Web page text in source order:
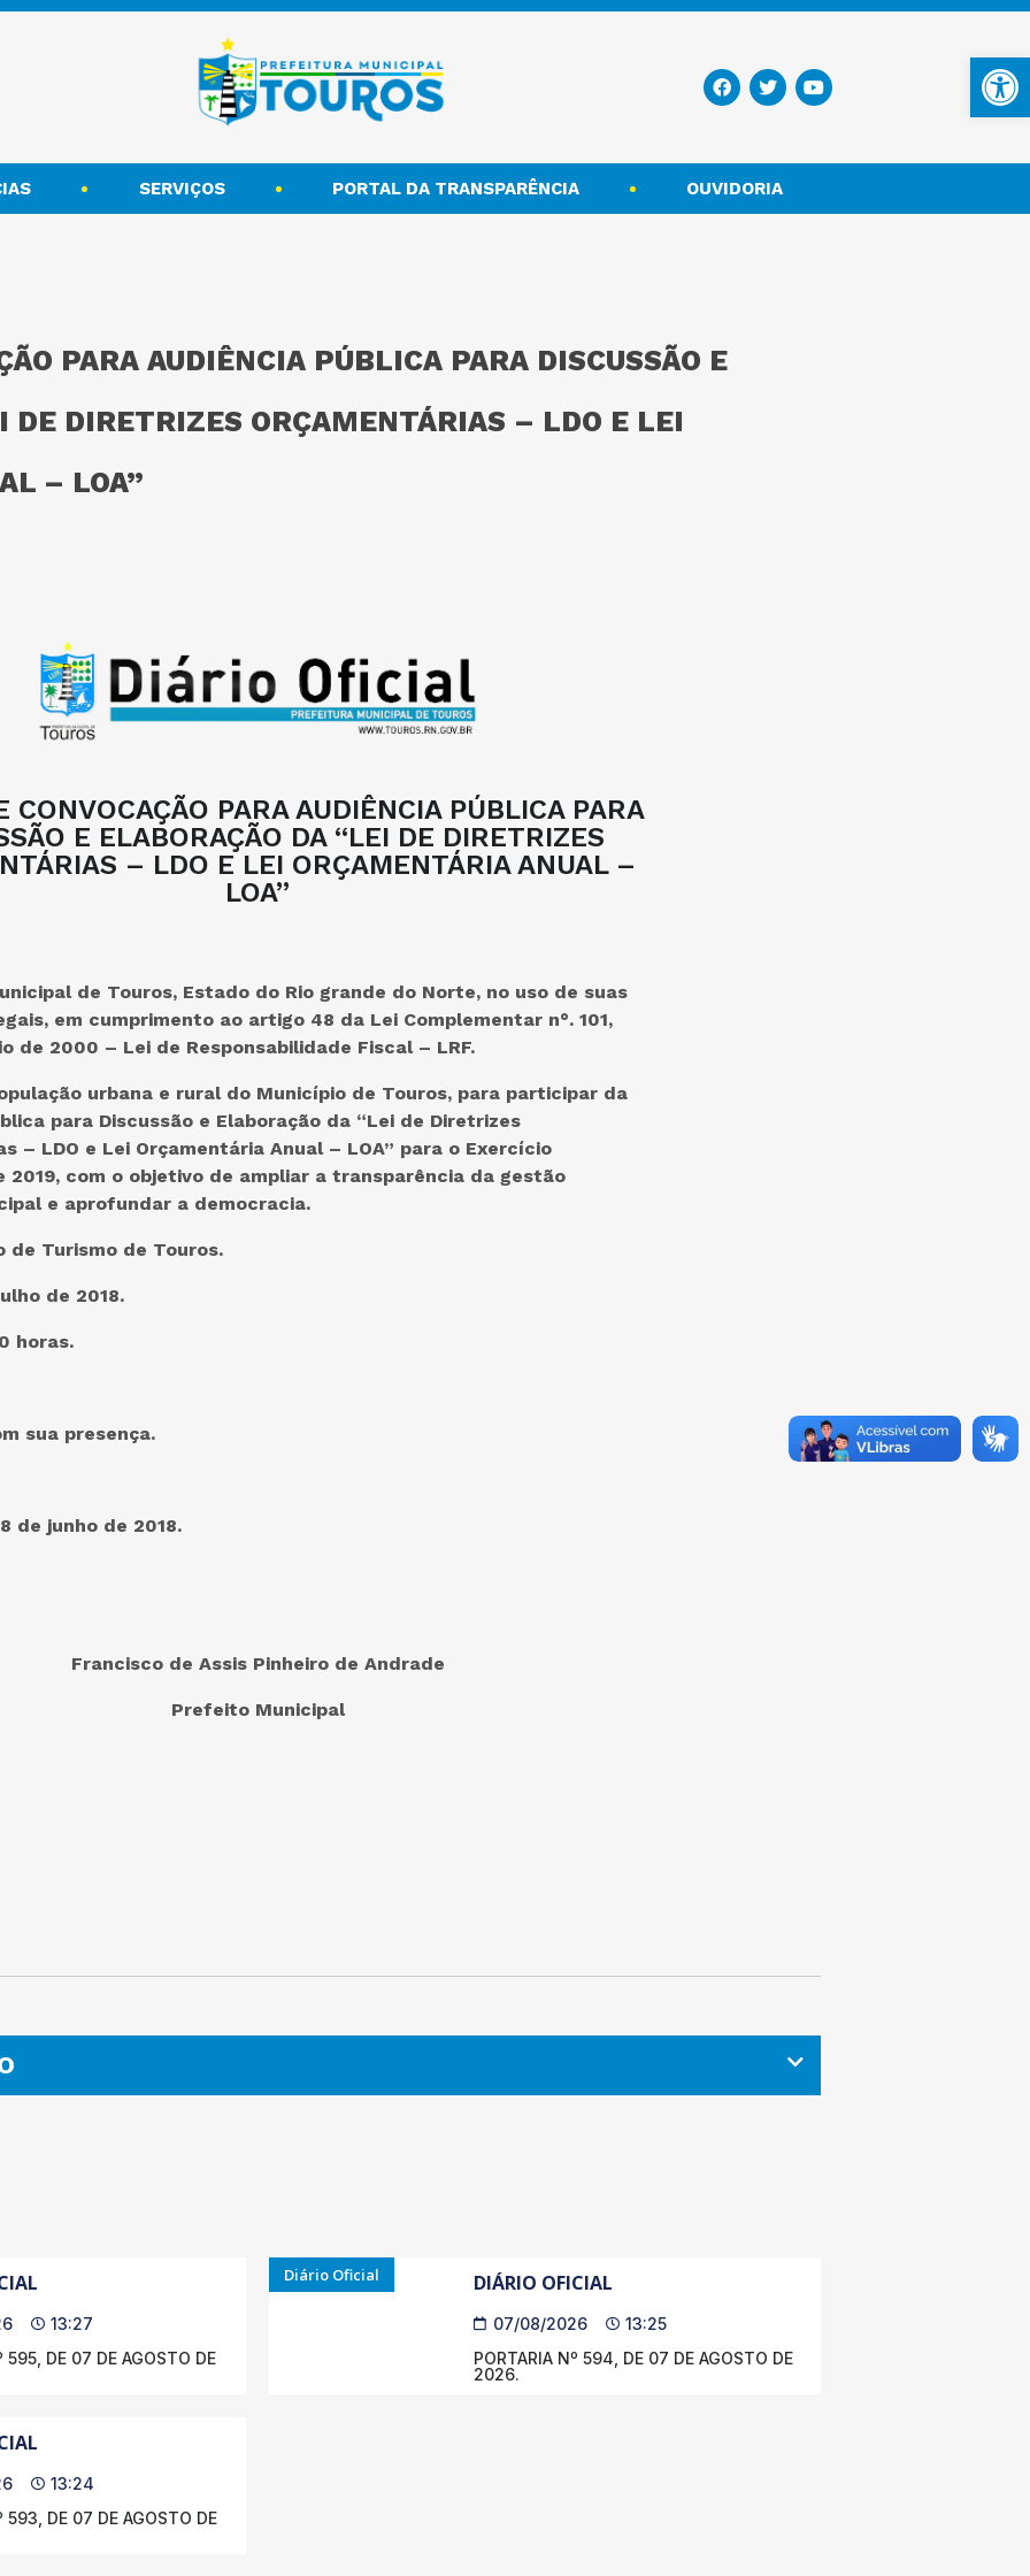
SERVIÇOS PORTAL DA TRANSPARÊNCIA OUVIDORIA
PARA AUDIÊNCIA PÚBLICA PARA DISCUSSÃO E
DE DIRETRIZES ORÇAMENTÁRIAS – LDO E LEI
– LOA”
CONVOCAÇÃO PARA AUDIÊNCIA PÚBLICA PARA
E ELABORAÇÃO DA “LEI DE DIRETRIZES
– LDO E LEI ORÇAMENTÁRIA ANUAL –
LOA”
de Touros, Estado do Rio grande do Norte, no uso de suas
em cumprimento ao artigo 48 da Lei Complementar n°. 101,
de 2000 – Lei de Responsabilidade Fiscal – LRF.
urbana e rural do Município de Touros, para participar da
para Discussão e Elaboração da “Lei de Diretrizes
– LDO e Lei Orçamentária Anual – LOA” para o Exercício
2019, com o objetivo de ampliar a transparência da gestão
e aprofundar a democracia.
de Turismo de Touros.
de 2018.
horas.
sua presença.
de junho de 2018.
Francisco de Assis Pinheiro de Andrade
Prefeito Municipal
13:27
595, DE 07 DE AGOSTO DE
Diário Oficial DIÁRIO OFICIAL
07/08/2026
13:25
PORTARIA Nº 594, DE 07 DE AGOSTO DE
2026.
13:24
593, DE 07 DE AGOSTO DE